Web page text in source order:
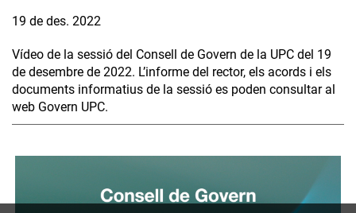
19 de des. 2022
Vídeo de la sessió del Consell de Govern de la UPC del 19
de desembre de 2022. L’informe del rector, els acords i els
documents informatius de la sessió es poden consultar al
web Govern UPC.